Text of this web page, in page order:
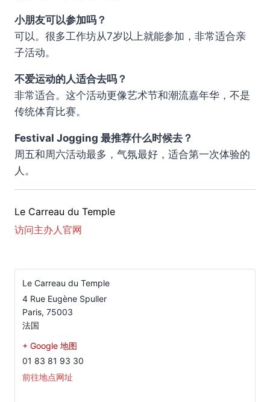
小朋友可以参加吗？
可以。很多工作坊从7岁以上就能参加，非常适合亲
子活动。
不爱运动的人适合去吗？
非常适合。这个活动更像艺术节和潮流嘉年华，不是
传统体育比赛。
Festival Jogging 最推荐什么时候去？
周五和周六活动最多，气氛最好，适合第一次体验的
人。
Le Carreau du Temple
访问主办人官网
Le Carreau du Temple
4 Rue Eugène Spuller
Paris, 75003
法国
+ Google 地图
01 83 81 93 30
前往地点网址